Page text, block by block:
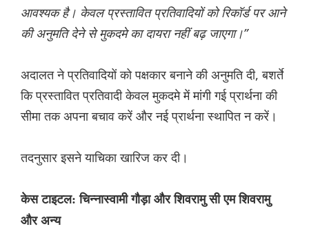
आवश्यक है। केवल प्रस्तावित प्रतिवादियों को रिकॉर्ड पर आने
की अनुमति देने से मुकदमे का दायरा नहीं बढ़ जाएगा।”
अदालत ने प्रतिवादियों को पक्षकार बनाने की अनुमति दी, बशर्ते
कि प्रस्तावित प्रतिवादी केवल मुकदमे में मांगी गई प्रार्थना की
सीमा तक अपना बचाव करें और नई प्रार्थना स्थापित न करें।
तदनुसार इसने याचिका खारिज कर दी।
केस टाइटल: चिन्नास्वामी गौड़ा और शिवरामु सी एम शिवरामु
और अन्य